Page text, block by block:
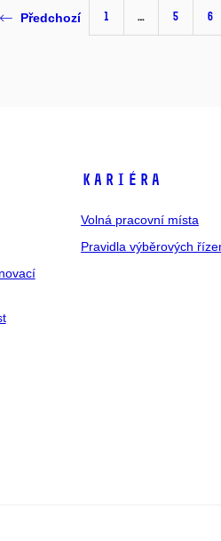
Předchozí 1 … 5 6
Kariéra
Volná pracovní místa
Pravidla výběrových